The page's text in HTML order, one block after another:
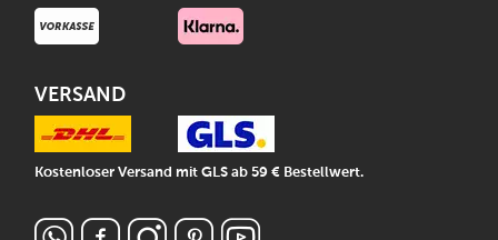
VERSAND
Kostenloser Versand mit GLS ab 59 € Bestellwert.